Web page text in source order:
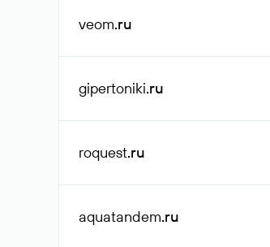
veom.ru
gipertoniki.ru
roquest.ru
aquatandem.ru